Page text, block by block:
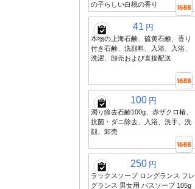
の子らしい白桃の香り
41 円
本物の上海石鹸、硫黄石鹸、香り
付き石鹸、洗顔料、入浴、入浴、
洗濯、卸売および直接配送
100 円
濁り除去石鹸100g、赤ザクロ椿、
抗菌・ダニ除去、入浴、洗手、洗
顔、卸売
250 円
ラックスソープ ロングランス フレ
グランス 男女用 バスソープ 105g